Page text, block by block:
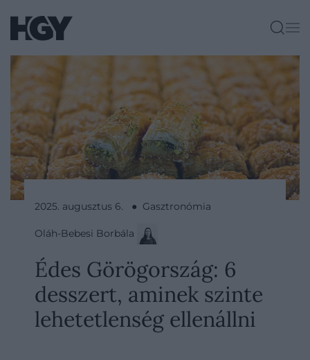
2025. augusztus 6. ● Gasztronómia
Oláh-Bebesi Borbála
Édes Görögország: 6
desszert, aminek szinte
lehetetlenség ellenállni